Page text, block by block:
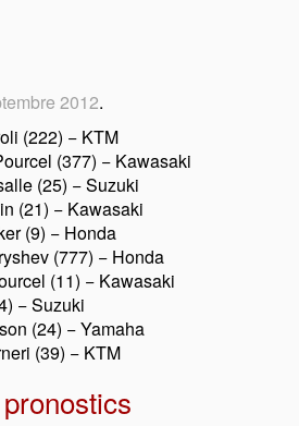
2012.
(222) − KTM
(377) − Kawasaki
(25) − Suzuki
(21) − Kawasaki
(9) − Honda
(777) − Honda
(11) − Kawasaki
− Suzuki
(24) − Yamaha
(39) − KTM